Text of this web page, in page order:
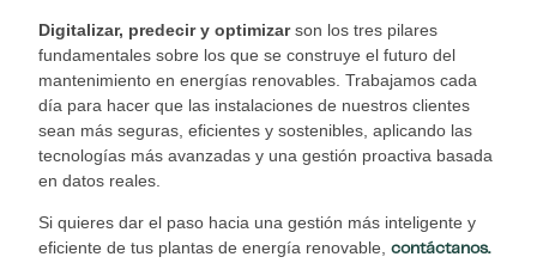
Digitalizar, predecir y optimizarson los tres pilares
fundamentales sobre los que se construye el futuro del
mantenimiento en energías renovables. Trabajamos cada
día para hacer que las instalaciones de nuestros clientes
sean más seguras, eficientes y sostenibles, aplicando las
tecnologías más avanzadas y una gestión proactiva basada
en datos reales.
Si quieres dar el paso hacia una gestión más inteligente y
eficiente de tus plantas de energía renovable,contáctanos.